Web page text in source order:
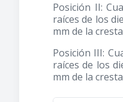
Posición II:
raíces de los
mm de la
Posición III:
raíces de los
mm de la